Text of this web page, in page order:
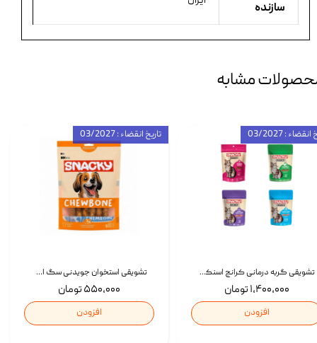
سازنده
مشابه
تشویقی استخوان جویدنی سگ اسنکی کرانچی با طعم مرغ Snacky Crunchy Munchy وزن 100 گرم
۵۵۰,۰۰۰ تومان
افزودن
تاریخ انقضاء : 03/2027
تشویقی گربه درمانی کرانچ اسنکی با طعم میکس Snacky Crunch Cat Treats وزن 60 گرم بسته 4 عددی
۱,۴۰۰,۰۰۰ تومان
افزودن
: 03/2027